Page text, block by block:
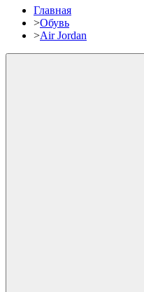
Главная
>Обувь
>Air Jordan